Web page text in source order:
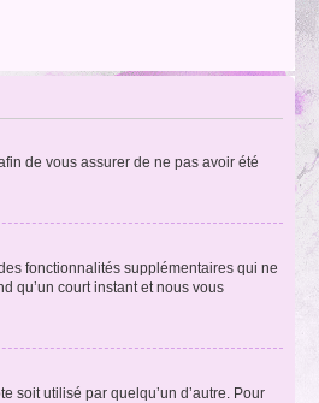
de vous assurer de ne pas avoir été
fonctionnalités supplémentaires qui ne
qu’un court instant et nous vous
soit utilisé par quelqu’un d’autre. Pour